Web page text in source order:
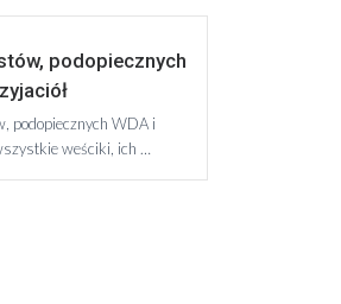
podopiecznych
podopiecznych WDA i
weściki, ich …